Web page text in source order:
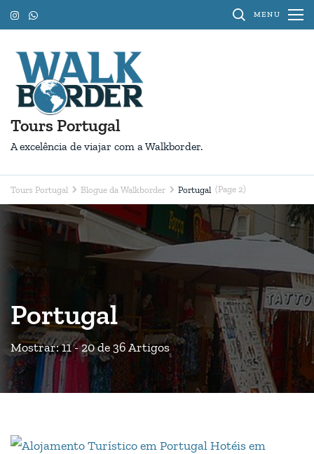
Pular
para
conteúdo
(Pressione
MENU
Tours Portugal
A excelência de viajar com a Walkborder.
Tours Portugal Blogue da Walkborder Portugal (Page 2)
Portugal
Mostrar: 11 - 20 de 36 Artigos